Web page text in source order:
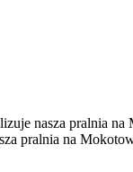
nasza pralnia
pralnia na